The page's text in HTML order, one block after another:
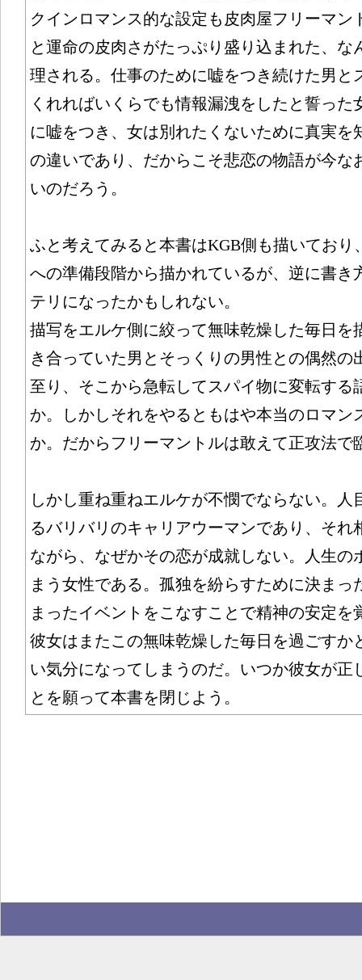
クインロマンス的な設定も皮肉屋フリーマン
と運命の皮肉さがたっぷり盛り込まれた、な
理される。仕事のために嘘をつき続けた男と
くれればいくらでも情報漏洩をしたと誓った
に嘘をつき、女は別れたくないために真実を
の違いであり、だからこそ悲恋の物語が今な
いのだろう。
ふと考えてみると本書はKGB側も描いており
への準備段階から描かれているが、逆に書き
テリになったかもしれない。
描写をエルケ側に絞って無味乾燥した毎日を
き合っていた男とそっくりの男性との偶然の
至り、そこから急転してスパイ物に変転する
か。しかしそれをやるともはや本当のロマン
か。だからフリーマントルは敢えて正攻法で
しかし重ね重ねエルケが不憫でならない。人
るバリバリのキャリアウーマンであり、それ
ながら、なぜかその恋が成就しない。人生の
まう女性である。孤独を紛らすために決まっ
まったイベントをこなすことで精神の安定を
彼女はまたこの無味乾燥した毎日を過ごすか
い気分になってしまうのだ。いつか彼女が正
とを願って本書を閉じよう。